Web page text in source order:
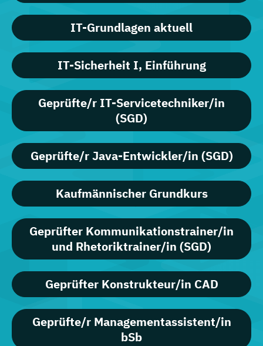
IT-Grundlagen aktuell
IT-Sicherheit I, Einführung
Geprüfte/r IT-Servicetechniker/in
(SGD)
Geprüfte/r Java-Entwickler/in (SGD)
Kaufmännischer Grundkurs
Geprüfter Kommunikationstrainer/in
und Rhetoriktrainer/in (SGD)
Geprüfter Konstrukteur/in CAD
Geprüfte/r Managementassistent/in
bSb